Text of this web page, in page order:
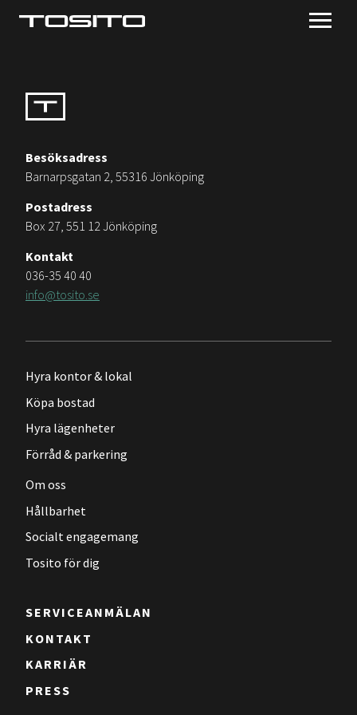
Besöksadress
Barnarpsgatan 2, 55316 Jönköping
Postadress
Box 27, 551 12 Jönköping
Kontakt
036-35 40 40
info@tosito.se
Hyra kontor & lokal
Köpa bostad
Hyra lägenheter
Förråd & parkering
Om oss
Hållbarhet
Socialt engagemang
Tosito för dig
SERVICEANMÄLAN
KONTAKT
KARRIÄR
PRESS